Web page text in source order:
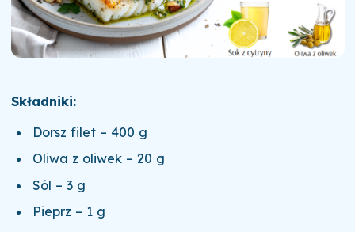
Składniki:
Dorsz filet – 400 g
Oliwa z oliwek – 20 g
Sól – 3 g
Pieprz – 1 g